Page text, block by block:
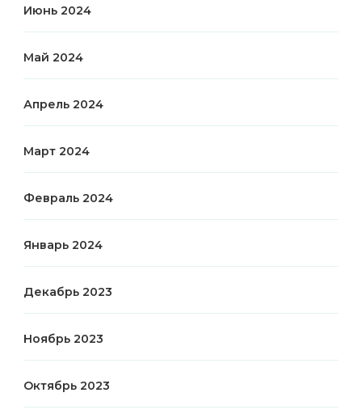
Июнь 2024
Май 2024
Апрель 2024
Март 2024
Февраль 2024
Январь 2024
Декабрь 2023
Ноябрь 2023
Октябрь 2023